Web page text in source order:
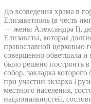
До возведения храма в
Елизаветполь (в честь
— жены Александра I),
Елизаветы, которая
православной церковью
совершенно обветшала и
было решено построить
собор, закладка
при участии экзарха
местного населения,
национальностей,